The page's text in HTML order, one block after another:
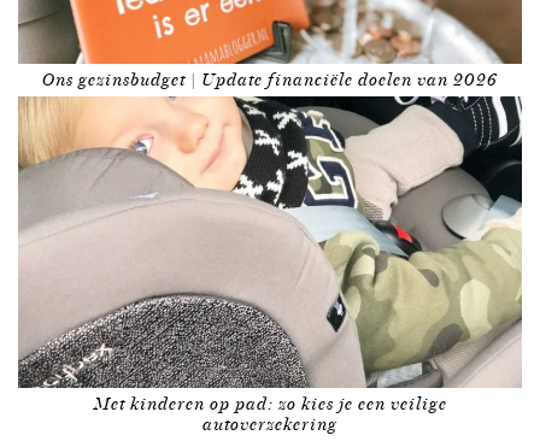
Ons gezinsbudget | Update financiële doelen van 2026
Met kinderen op pad: zo kies je een veilige
autoverzekering